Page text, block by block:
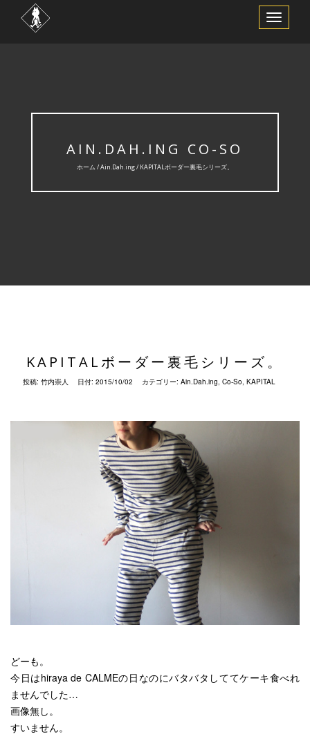
ナ
ビ
替
AIN.DAH.ING CO-SO
ホーム /Ain.Dah.ing/ KAPITALボーダー裏毛シリーズ。
KAPITALボーダー裏毛シリーズ。
投稿: 竹内崇人 日付: 2015/10/02 カテゴリー: Ain.Dah.ing, Co-So, KAPITAL
どーも。
今日はhiraya de CALMEの日なのにバタバタしててケーキ食べれ
ませんでした…
画像無し。
すいません。